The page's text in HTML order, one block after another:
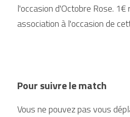
l'occasion d'Octobre Rose. 1€
association à l'occasion de
Pour suivre le match
Vous ne pouvez pas vous